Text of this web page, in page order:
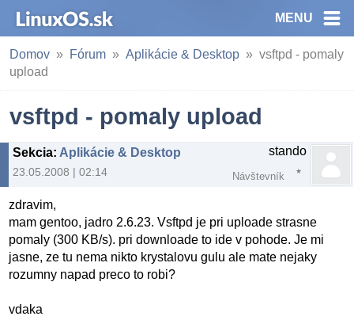
MENU
Domov Fórum Aplikácie & Desktop
vsftpd - pomaly
upload
vsftpd - pomaly upload
Sekcia: Aplikácie & Desktop
23.05.2008 | 02:14
stando
Návštevník
zdravim,
mam gentoo, jadro 2.6.23. Vsftpd je pri uploade strasne
pomaly (300 KB/s). pri downloade to ide v pohode. Je mi
jasne, ze tu nema nikto krystalovu gulu ale mate nejaky
rozumny napad preco to robi?
vdaka